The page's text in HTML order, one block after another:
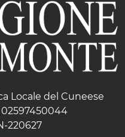
Locale del Cuneese
02597450044
220627